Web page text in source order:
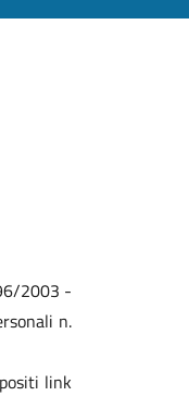
2003 -
n.
link